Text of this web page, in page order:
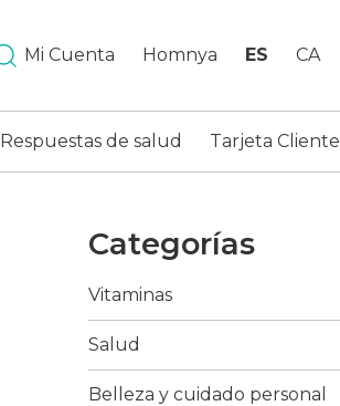
Mi Cuenta Homnya ES CA
Respuestas de salud Tarjeta Cliente
Categorías
Vitaminas
Salud
Belleza y cuidado personal